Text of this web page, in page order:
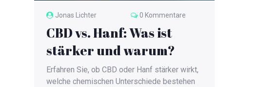
Jonas Lichter 0 Kommentare
CBD vs. Hanf: Was ist
stärker und warum?
Erfahren Sie, ob CBD oder Hanf stärker wirkt,
welche chemischen Unterschiede bestehen